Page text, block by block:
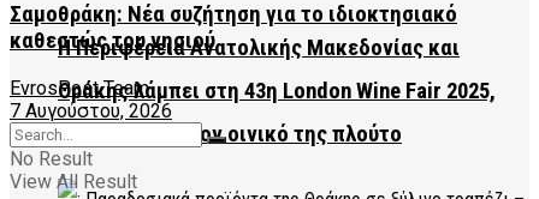
Η Περιφέρεια Ανατολικής Μακεδονίας και
Θράκης λάμπει στη 43η London Wine Fair 2025,
προωθώντας τον οινικό της πλούτο
Σαμοθράκη: Νέα συζήτηση για το ιδιοκτησιακό
καθεστώς του νησιού
EvrosPost Team
7 Αυγούστου, 2026
No Result
View All Result